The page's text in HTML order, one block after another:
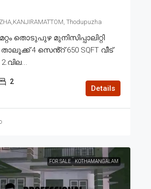
Thodupuzha
തൊടുപുഴ മുനിസിപ്പാലിറ്റി
4 സെൻ്റ് 650 SQFT വീട്
2
Details
FOR SALE KOTHAMANGALAM